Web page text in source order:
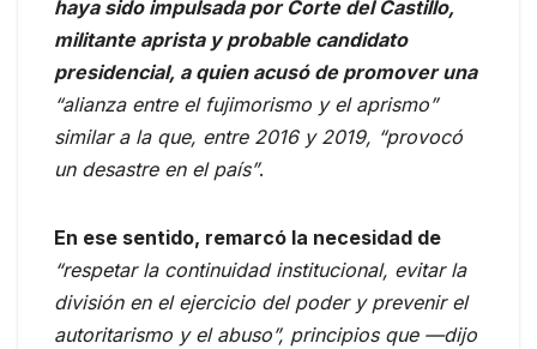
haya sido impulsada por Corte del Castillo,
militante aprista y probable candidato
presidencial, a quien acusó de promover una
“alianza entre el fujimorismo y el aprismo”
similar a la que, entre 2016 y 2019, “provocó
un desastre en el país”.
En ese sentido, remarcó la necesidad de
“respetar la continuidad institucional, evitar la
división en el ejercicio del poder y prevenir el
autoritarismo y el abuso”, principios que —dijo